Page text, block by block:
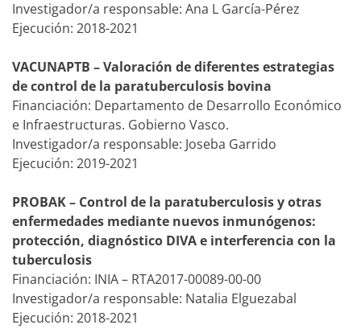
Investigador/a responsable: Ana L García-Pérez
Ejecución: 2018-2021
VACUNAPTB – Valoración de diferentes estrategias
de control de la paratuberculosis bovina
Financiación: Departamento de Desarrollo Económico
e Infraestructuras. Gobierno Vasco.
Investigador/a responsable: Joseba Garrido
Ejecución: 2019-2021
PROBAK – Control de la paratuberculosis y otras
enfermedades mediante nuevos inmunógenos:
protección, diagnóstico DIVA e interferencia con la
tuberculosis
Financiación: INIA – RTA2017-00089-00-00
Investigador/a responsable: Natalia Elguezabal
Ejecución: 2018-2021